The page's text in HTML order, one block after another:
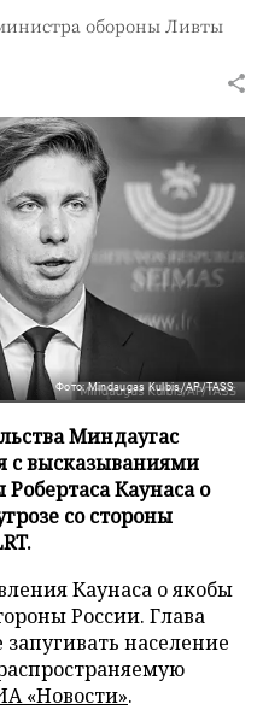
обороны Ливты
Фото: Mindaugas Kulbis/AP/TASS
Миндаугас
с высказываниями
Каунаса о
со стороны
Каунаса о якобы
России. Глава
население
«Новости».